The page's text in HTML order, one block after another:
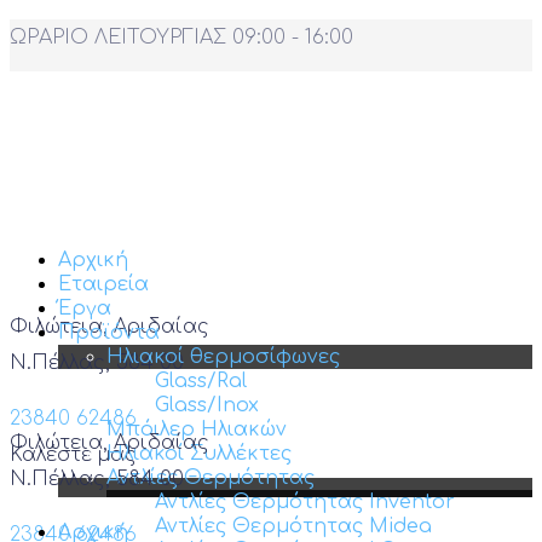
ΩΡΑΡΙΟ ΛΕΙΤΟΥΡΓΙΑΣ 09:00 - 16:00
Φιλώτεια, Αριδαίας
Ν.Πέλλας, 584 00
23840 62486
Καλέστε μας
Αρχική
Εταιρεία
Έργα
Προϊόντα
Ηλιακοί θερμοσίφωνες
Glass/Ral
Glass/Inox
Μπόιλερ Ηλιακών
Ηλιακοί Συλλέκτες
Αντλίες Θερμότητας
Αντλίες Θερμότητας Inventor
Αντλίες Θερμότητας Midea
Φιλώτεια, Αριδαίας
Ν.Πέλλας, 584 00
23840 62486
Αρχική